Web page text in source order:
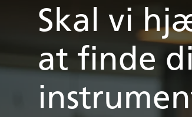
Skal vi
at finde